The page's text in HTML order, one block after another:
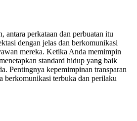
antara perkataan dan perbuatan itu
dengan jelas dan berkomunikasi
mereka. Ketika Anda memimpin
standard hidup yang baik
Pentingnya kepemimpinan transparan
berkomunikasi terbuka dan perilaku